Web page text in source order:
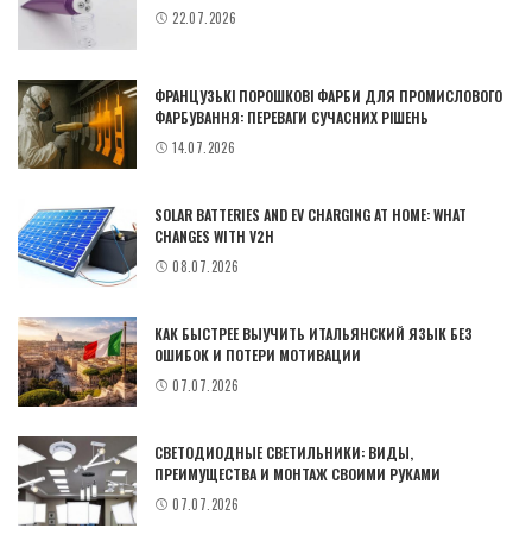
22.07.2026
ФРАНЦУЗЬКІ ПОРОШКОВІ ФАРБИ ДЛЯ ПРОМИСЛОВОГО
ФАРБУВАННЯ: ПЕРЕВАГИ СУЧАСНИХ РІШЕНЬ
14.07.2026
SOLAR BATTERIES AND EV CHARGING AT HOME: WHAT
CHANGES WITH V2H
08.07.2026
КАК БЫСТРЕЕ ВЫУЧИТЬ ИТАЛЬЯНСКИЙ ЯЗЫК БЕЗ
ОШИБОК И ПОТЕРИ МОТИВАЦИИ
07.07.2026
СВЕТОДИОДНЫЕ СВЕТИЛЬНИКИ: ВИДЫ,
ПРЕИМУЩЕСТВА И МОНТАЖ СВОИМИ РУКАМИ
07.07.2026